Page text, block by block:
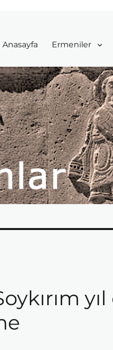
Anasayfa Ermeniler